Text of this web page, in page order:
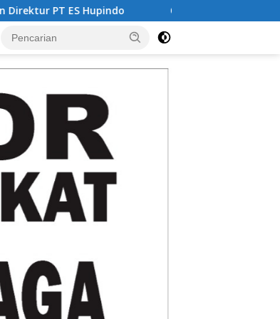
Optimal dan Humanis, Ditsamapta Polda Aceh